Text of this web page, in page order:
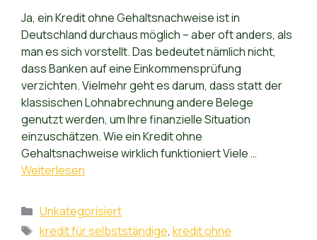
Ja, ein Kredit ohne Gehaltsnachweise ist in
Deutschland durchaus möglich – aber oft anders, als
man es sich vorstellt. Das bedeutet nämlich nicht,
dass Banken auf eine Einkommensprüfung
verzichten. Vielmehr geht es darum, dass statt der
klassischen Lohnabrechnung andere Belege
genutzt werden, um Ihre finanzielle Situation
einzuschätzen. Wie ein Kredit ohne
Gehaltsnachweise wirklich funktioniert Viele …
Weiterlesen
Kategorien
Unkategorisiert
Schlagwörter
kredit für selbstständige, kredit ohne